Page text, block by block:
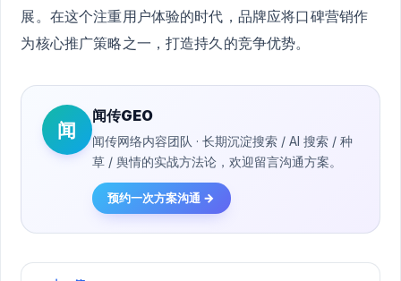
展。在这个注重用户体验的时代，品牌应将口碑营销作
为核心推广策略之一，打造持久的竞争优势。
闻
闻传GEO
闻传网络内容团队 · 长期沉淀搜索 / AI 搜索 / 种
草 / 舆情的实战方法论，欢迎留言沟通方案。
预约一次方案沟通 →